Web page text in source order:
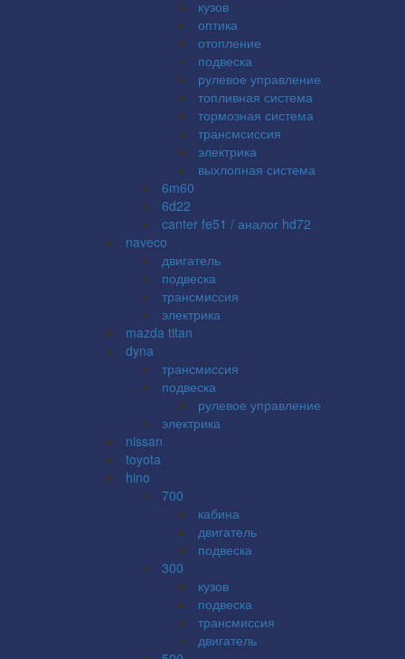
кузов
оптика
отопление
подвеска
рулевое управление
топливная система
тормозная система
трансмсиссия
электрика
выхлопная система
6m60
6d22
canter fe51 / аналог hd72
naveco
двигатель
подвеска
трансмиссия
электрика
mazda titan
dyna
трансмиссия
подвеска
рулевое управление
электрика
nissan
toyota
hino
700
кабина
двигатель
подвеска
300
кузов
подвеска
трансмиссия
двигатель